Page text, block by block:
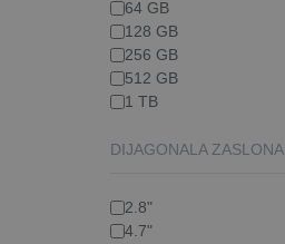
64 GB
128 GB
256 GB
512 GB
1 TB
DIJAGONALA ZASLONA
2.8"
4.7"